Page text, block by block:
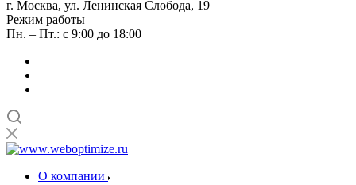
г. Москва, ул. Ленинская Слобода, 19
Режим работы
Пн. – Пт.: с 9:00 до 18:00
О компании